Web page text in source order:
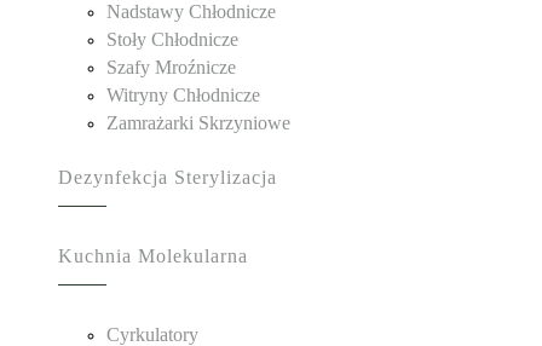
Nadstawy Chłodnicze
Stoły Chłodnicze
Szafy Mroźnicze
Witryny Chłodnicze
Zamrażarki Skrzyniowe
Dezynfekcja Sterylizacja
Kuchnia Molekularna
Cyrkulatory